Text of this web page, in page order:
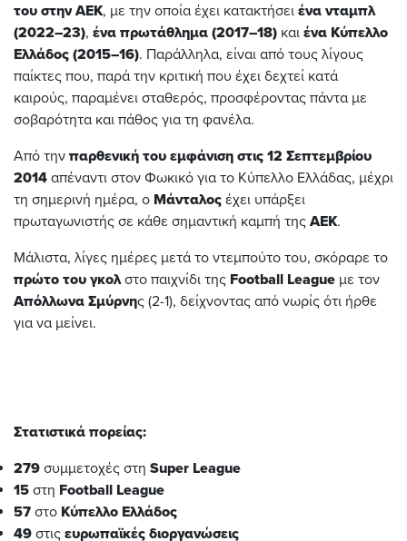
του στην ΑΕΚ, με την οποία έχει κατακτήσει ένα νταμπλ
(2022–23), ένα πρωτάθλημα (2017–18) και ένα Κύπελλο
Ελλάδος (2015–16). Παράλληλα, είναι από τους λίγους
παίκτες που, παρά την κριτική που έχει δεχτεί κατά
καιρούς, παραμένει σταθερός, προσφέροντας πάντα με
σοβαρότητα και πάθος για τη φανέλα.
Από την παρθενική του εμφάνιση στις 12 Σεπτεμβρίου
2014 απέναντι στον Φωκικό για το Κύπελλο Ελλάδας, μέχρι
τη σημερινή ημέρα, ο Μάνταλος έχει υπάρξει
πρωταγωνιστής σε κάθε σημαντική καμπή της ΑΕΚ.
Μάλιστα, λίγες ημέρες μετά το ντεμπούτο του, σκόραρε το
πρώτο του γκολστο παιχνίδι της Football League με τον
Απόλλωνα Σμύρνης (2-1), δείχνοντας από νωρίς ότι ήρθε
για να μείνει.
Στατιστικά πορείας:
279 συμμετοχές στη Super League
15 στη Football League
57 στο Κύπελλο Ελλάδος
49 στις ευρωπαϊκές διοργανώσεις